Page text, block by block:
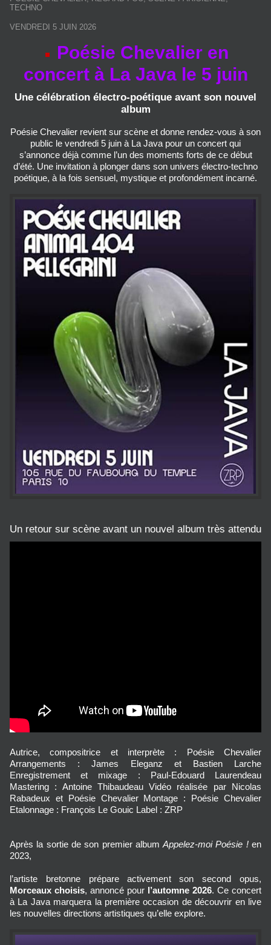
TECHNO
VENDREDI 5 JUIN 2026
Poésie Chevalier en
concert à La Java le 5 juin
Une célébration électro-poétique avant son nouvel
album
Poésie Chevalier revient sur scène et donne rendez-vous à son
public le vendredi 5 juin à La Java pour un concert qui
s’annonce déjà comme l’un des moments forts de ce début
d’été. Une invitation à plonger dans son univers électro-techno
poétique, à la fois sensuel, mystique et profondément incarné.
Un retour sur scène avant un nouvel album très attendu
Autrice, compositrice et interprète : Poésie Chevalier
Arrangements : James Eleganz et Bastien Larche
Enregistrement et mixage : Paul-Edouard Laurendeau
Mastering : Antoine Thibaudeau Vidéo réalisée par Nicolas
Rabadeux et Poésie Chevalier Montage : Poésie Chevalier
Etalonnage : François Le Gouic Label : ZRP
Après la sortie de son premier albumAppelez-moi Poésie !en
2023,
l’artiste bretonne prépare activement son second opus,
Morceaux choisis, annoncé pour l’automne 2026. Ce concert
à La Java marquera la première occasion de découvrir en live
les nouvelles directions artistiques qu’elle explore.